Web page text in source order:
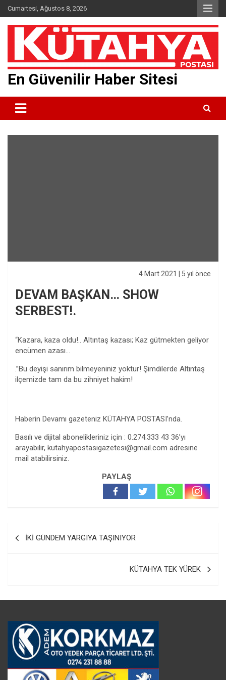
Skip
to
content
Cumartesi, Ağustos 8, 2026
En Güvenilir Haber Sitesi
4 Mart 2021 | 5 yıl önce
DEVAM BAŞKAN… SHOW
SERBEST!.
“Kazara, kaza oldu!.. Altıntaş kazası; Kaz gütmekten geliyor
encümen azası…
.”Bu deyişi sanırım bilmeyeniniz yoktur! Şimdilerde Altıntaş
ilçemizde tam da bu zihniyet hakim!
Haberin Devamı gazeteniz KÜTAHYA POSTASI’nda.
Basılı ve dijital abonelikleriniz için : 0.274.333 43 36’yı
arayabilir, kutahyapostasigazetesi@gmail.com adresine
mail atabilirsiniz.
PAYLAŞ
Yazı
İKİ GÜNDEM YARGIYA TAŞINIYOR
KÜTAHYA TEK YÜREK